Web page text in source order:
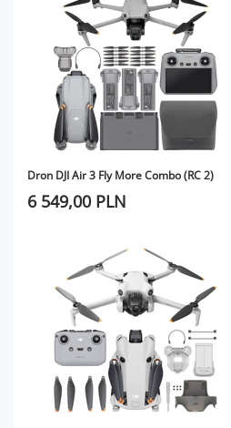
Dron DJI Air 3 Fly More Combo (RC 2)
6 549,00 PLN